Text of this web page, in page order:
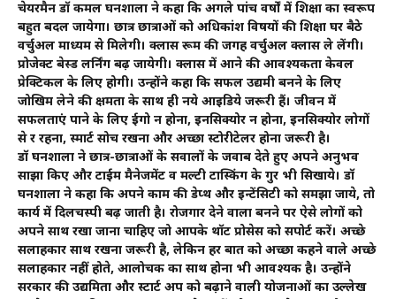
चेयरमैन डॉ कमल घनशाला ने कहा कि अगले पांच वर्षों में शिक्षा का स्वरूप
बहुत बदल जायेगा। छात्र छात्राओं को अधिकांश विषयों की शिक्षा घर बैठे
वर्चुअल माध्यम से मिलेगी। क्लास रूम की जगह वर्चुअल क्लास ले लेंगी।
प्रोजेक्ट बेस्ड लर्निंग बढ़ जायेगी। क्लास में आने की आवश्यकता केवल
प्रेक्टिकल के लिए होगी। उन्होंने कहा कि सफल उद्यमी बनने के लिए
जोखिम लेने की क्षमता के साथ ही नये आइडिये जरूरी हैं। जीवन में
सफलताएं पाने के लिए ईगो न होना, इनसिक्योर न होना, इनसिक्योर लोगों
से दूर रहना, स्मार्ट सोच रखना और अच्छा स्टोरीटेलर होना जरूरी है।
डॉ घनशाला ने छात्र-छात्राओं के सवालों के जवाब देते हुए अपने अनुभव
साझा किए और टाईम मैनेजमेंट व मल्टी टास्किंग के गुर भी सिखाये। डॉ
घनशाला ने कहा कि अपने काम की डेप्थ और इन्टेंसिटी को समझा जाये, तो
कार्य में दिलचस्पी बढ़ जाती है। रोजगार देने वाला बनने पर ऐसे लोगों को
अपने साथ रखा जाना चाहिए जो आपके थॉट प्रोसेस को सपोर्ट करें। अच्छे
सलाहकार साथ रखना जरूरी है, लेकिन हर बात को अच्छा कहने वाले अच्छे
सलाहकार नहीं होते, आलोचक का साथ होना भी आवश्यक है। उन्होंने
सरकार की उद्यमिता और स्टार्ट अप को बढ़ाने वाली योजनाओं का उल्लेख